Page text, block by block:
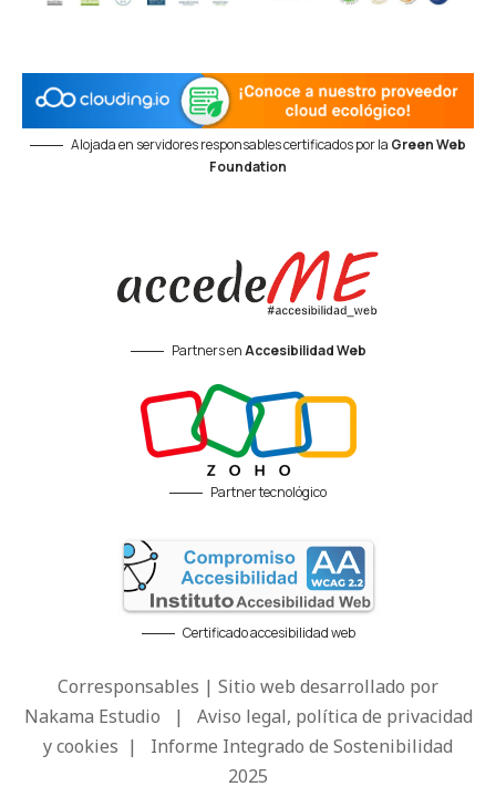
Alojada en servidores responsables certificados por la Green Web
Foundation
Partners enAccesibilidad Web
Partner tecnológico
Certificado accesibilidad web
Corresponsables | Sitio web desarrollado por
Nakama Estudio | Aviso legal, política de privacidad
y cookies | Informe Integrado de Sostenibilidad
2025